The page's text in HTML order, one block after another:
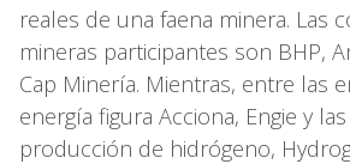
reales de una faena minera. Las
mineras participantes son BHP,
Cap Minería. Mientras, entre las
energía figura Acciona, Engie y
producción de hidrógeno,